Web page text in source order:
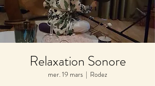
Relaxation Sonore
mer. 19 mars
  |
Rodez